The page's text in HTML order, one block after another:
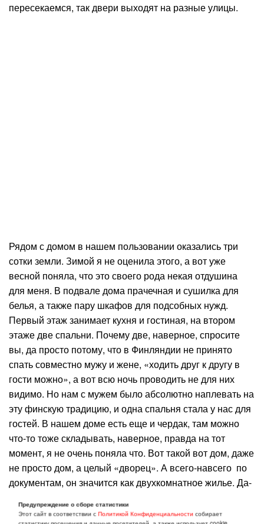
пересекаемся, так двери выходят на разные улицы.
Рядом с домом в нашем пользовании оказались три
сотки земли. Зимой я не оценила этого, а вот уже
весной поняла, что это своего рода некая отдушина
для меня. В подвале дома прачечная и сушилка для
белья, а также пару шкафов для подсобных нужд.
Первый этаж занимает кухня и гостиная, на втором
этаже две спальни. Почему две, наверное, спросите
вы, да просто потому, что в Финляндии не принято
спать совместно мужу и жене, «ходить друг к другу в
гости можно», а вот всю ночь проводить не для них
видимо. Но нам с мужем было абсолютно наплевать на
эту финскую традицию, и одна спальня стала у нас для
гостей. В нашем доме есть еще и чердак, там можно
что-то тоже складывать, наверное, правда на тот
момент, я не очень поняла что. Вот такой вот дом, даже
не просто дом, а целый «дворец». А всего-навсего по
документам, он значится как двухкомнатное жилье. Да-
количество комнат считается по количеству спален.
Предупреждение о сборе статистики
Этот сайт в соответствии сПолитикой Конфиденциальности собирает